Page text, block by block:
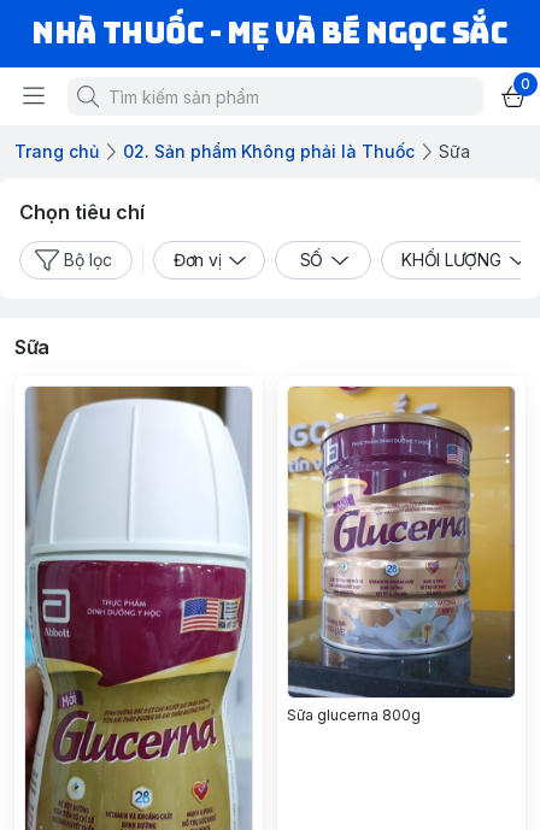
Nhà Thuốc - Mẹ và Bé Ngọc Sắc
0
Trang chủ 02. Sản phẩm Không phải là Thuốc Sữa
Chọn tiêu chí
Bộ lọc Đơn vị SỐ KHỐI LƯỢNG
Sữa
Sữa glucerna 800g